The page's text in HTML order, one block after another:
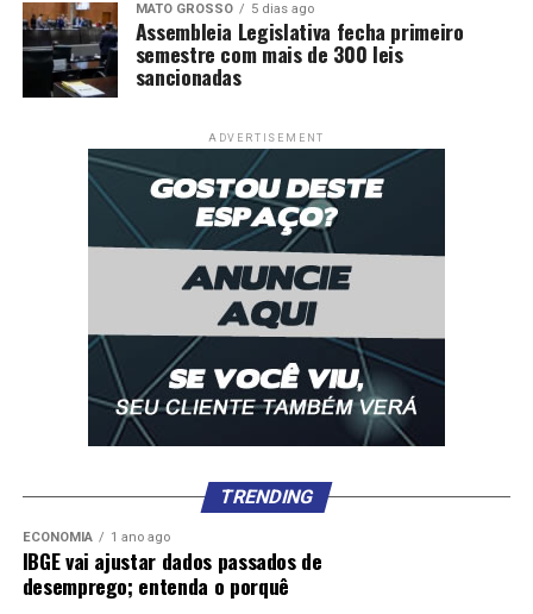
MATO GROSSO 5 dias ago
Assembleia Legislativa fecha primeiro
semestre com mais de 300 leis
sancionadas
ADVERTISEMENT
TRENDING
ECONOMIA 1 ano ago
IBGE vai ajustar dados passados de
desemprego; entenda o porquê